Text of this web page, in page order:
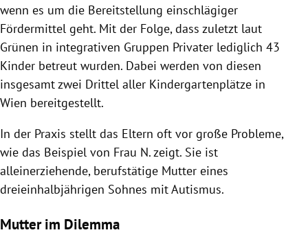
wenn es um die Bereitstellung einschlägiger
Fördermittel geht. Mit der Folge, dass zuletzt laut
Grünen in integrativen Gruppen Privater lediglich 43
Kinder betreut wurden. Dabei werden von diesen
insgesamt zwei Drittel aller Kindergartenplätze in
Wien bereitgestellt.
In der Praxis stellt das Eltern oft vor große Probleme,
wie das Beispiel von Frau N. zeigt. Sie ist
alleinerziehende, berufstätige Mutter eines
dreieinhalbjährigen Sohnes mit Autismus.
Mutter im Dilemma